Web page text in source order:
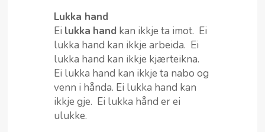
Lukka hand
Ei lukka hand kan ikkje ta imot. Ei
lukka hand kan ikkje arbeida. Ei
lukka hand kan ikkje kjærteikna.
Ei lukka hand kan ikkje ta nabo og
venn i hånda. Ei lukka hand kan
ikkje gje. Ei lukka hånd er ei
ulukke.